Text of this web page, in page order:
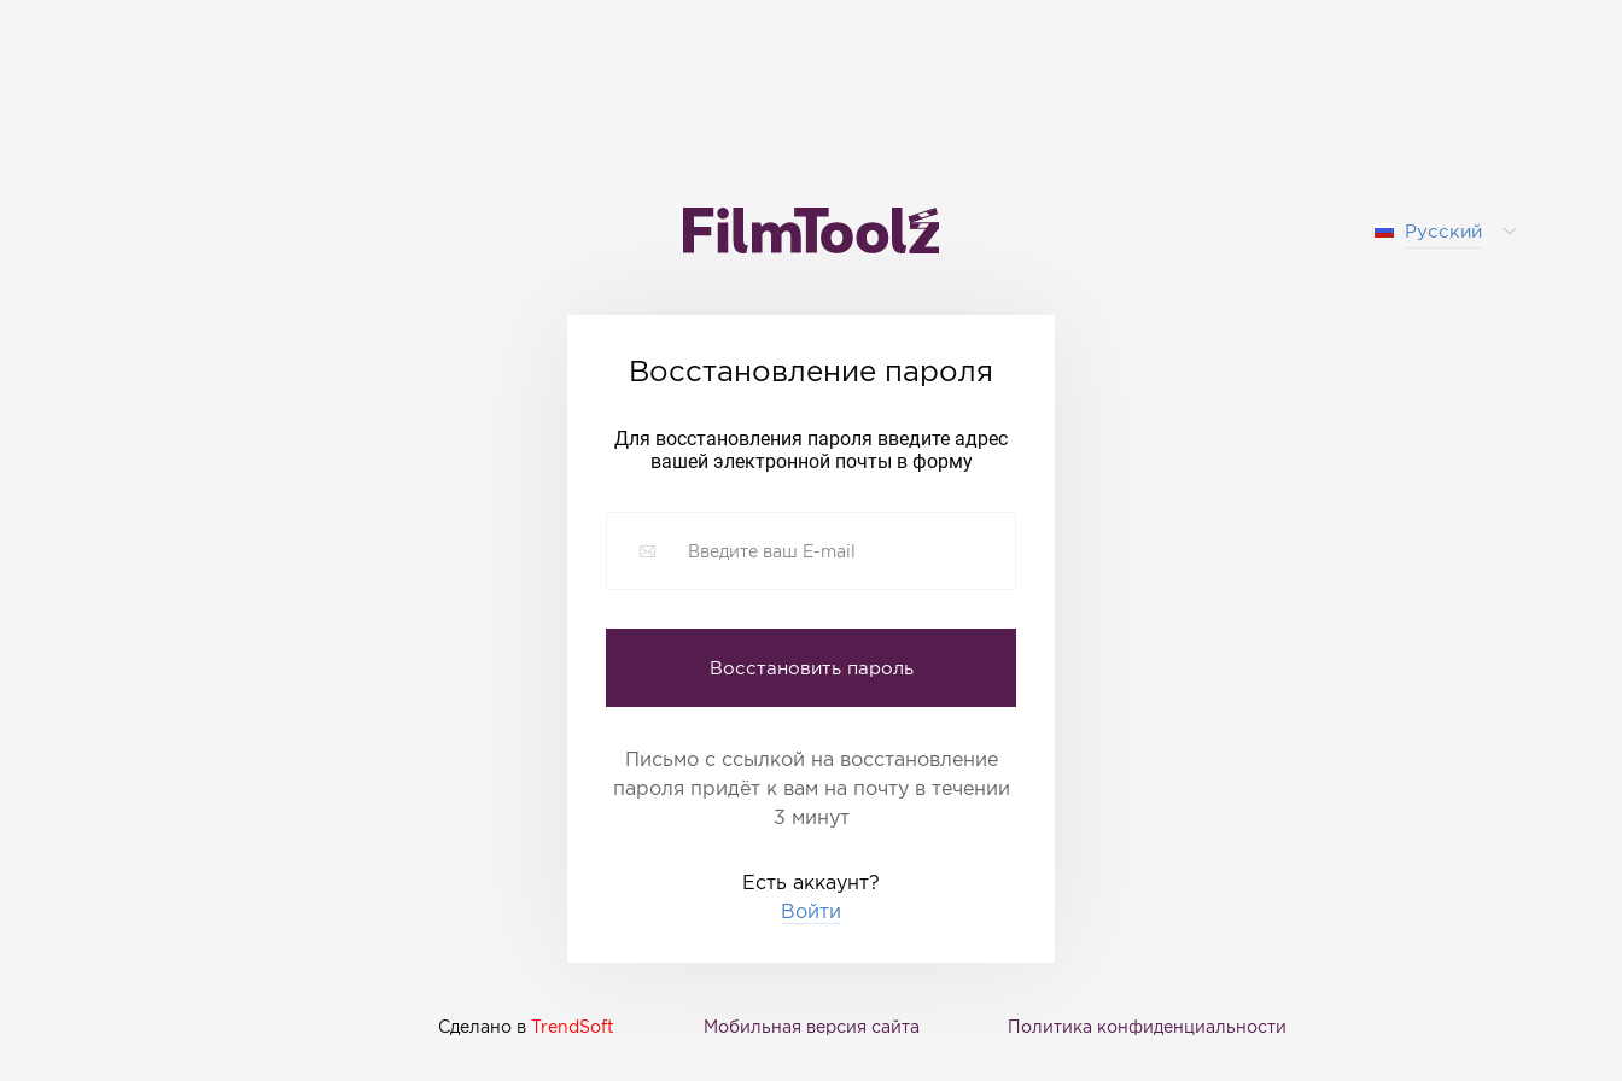
Русский
Восстановление пароля
Для восстановления пароля введите адрес
вашей электронной почты в форму
Восстановить пароль
Письмо с ссылкой на восстановление
пароля придёт к вам на почту в течении
3 минут
Есть аккаунт?
Войти
Сделано в TrendSoft Мобильная версия сайта Политика конфиденциальности